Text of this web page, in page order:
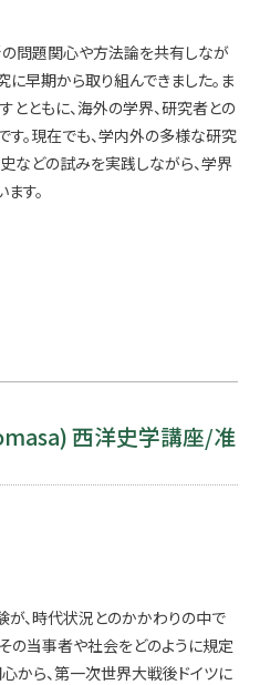
の問題関心や方法論を共有しなが
に早期から取り組んできました。ま
とともに、海外の学界、研究者との
。現在でも、学内外の多様な研究
などの試みを実践しながら、学界
す。
西洋史学講座/准
、時代状況とのかかわりの中で
の当事者や社会をどのように規定
から、第一次世界大戦後ドイツに